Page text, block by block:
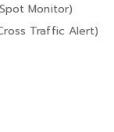
Monitor)
Traffic Alert)